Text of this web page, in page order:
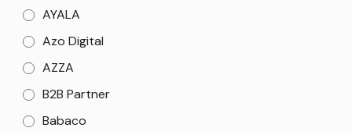
AYALA
Azo Digital
AZZA
B2B Partner
Babaco